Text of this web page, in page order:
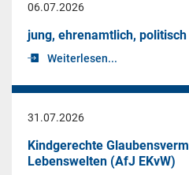
06.07.2026
jung, ehrenamtlich, politisch
Weiterlesen...
31.07.2026
Kindgerechte
Lebenswelten (AfJ EKvW)